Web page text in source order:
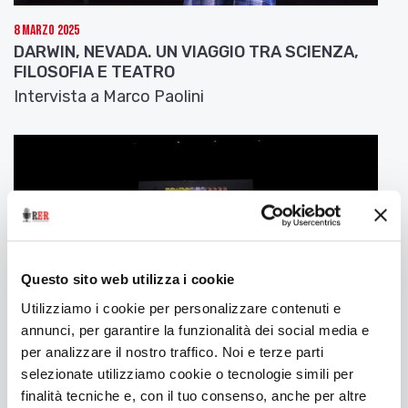
Questo sito web utilizza i cookie
Utilizziamo i cookie per personalizzare contenuti e
annunci, per garantire la funzionalità dei social media e
per analizzare il nostro traffico. Noi e terze parti
selezionate utilizziamo cookie o tecnologie simili per
finalità tecniche e, con il tuo consenso, anche per altre
caratteristica del cortile di Palazzo Ginnasi ci si
potrà incontrare con esperti nella vendita,
costruzione e manutenzione dei pianoforti,
toccare con mano i prestigiosi pianoforti
Steinway & Sons, ascoltare giovani pianisti in una
prenotarsi allo 0542 602300), gustare un
Jan Lundgren e Massimo Greco.
Infine ricordiamo le mostre, le visite guidate ai
gioielli storici e artistici della città, le offerte
paralleli.
Un ricco programma, dunque, con più di 100
iniziative ad ingresso gratuito e musicisti di
spessore a fianco di realtà giovanili ed esperienze
didattiche: formula premiata negli anni passati da
8 Marzo 2025
DARWIN, NEVADA. UN VIAGGIO TRA SCIENZA,
FILOSOFIA E TEATRO
Intervista a Marco Paolini
12 Dicembre 2024